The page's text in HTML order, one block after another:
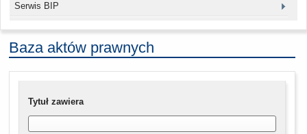
Serwis BIP
Baza aktów prawnych
Tytuł zawiera